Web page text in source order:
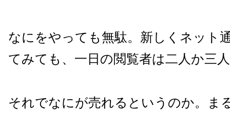
なにをやっても無駄。新しくネット
てみても、一日の閲覧者は二人か三
それでなにが売れるというのか。ま